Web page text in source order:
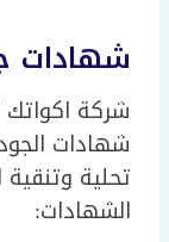
شهادات
شركة
شهادات
تحلية
الشهادات: